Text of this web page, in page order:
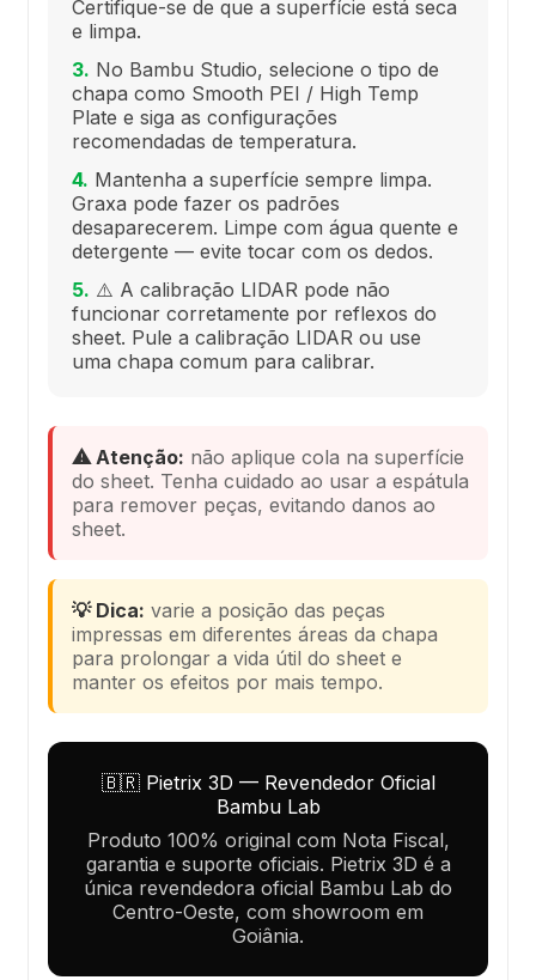
Certifique-se de que a superfície está seca
e limpa.
3. No Bambu Studio, selecione o tipo de
chapa como Smooth PEI / High Temp
Plate e siga as configurações
recomendadas de temperatura.
4. Mantenha a superfície sempre limpa.
Graxa pode fazer os padrões
desaparecerem. Limpe com água quente e
detergente — evite tocar com os dedos.
5. ⚠️ A calibração LIDAR pode não
funcionar corretamente por reflexos do
sheet. Pule a calibração LIDAR ou use
uma chapa comum para calibrar.
⚠ Atenção: não aplique cola na superfície
do sheet. Tenha cuidado ao usar a espátula
para remover peças, evitando danos ao
sheet.
💡 Dica: varie a posição das peças
impressas em diferentes áreas da chapa
para prolongar a vida útil do sheet e
manter os efeitos por mais tempo.
🇧🇷 Pietrix 3D — Revendedor Oficial
Bambu Lab
Produto 100% original com Nota Fiscal,
garantia e suporte oficiais. Pietrix 3D é a
única revendedora oficial Bambu Lab do
Centro-Oeste, com showroom em
Goiânia.